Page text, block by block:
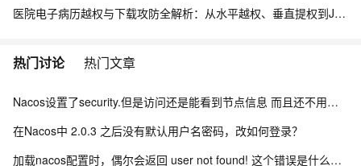
医院电子病历越权与下载攻防全解析：从水平越权、垂直提权到JWT防线与目录穿越
热门讨论 热门文章
Nacos设置了security.但是访问还是能看到节点信息 而且还不用验证身份怎么办？
在Nacos中 2.0.3 之后没有默认用户名密码，改如何登录？
加载nacos配置时，偶尔会返回 user not found! 这个错误是什么引起的？